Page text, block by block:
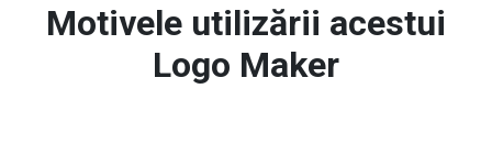
Motivele utilizării acestui
Logo Maker